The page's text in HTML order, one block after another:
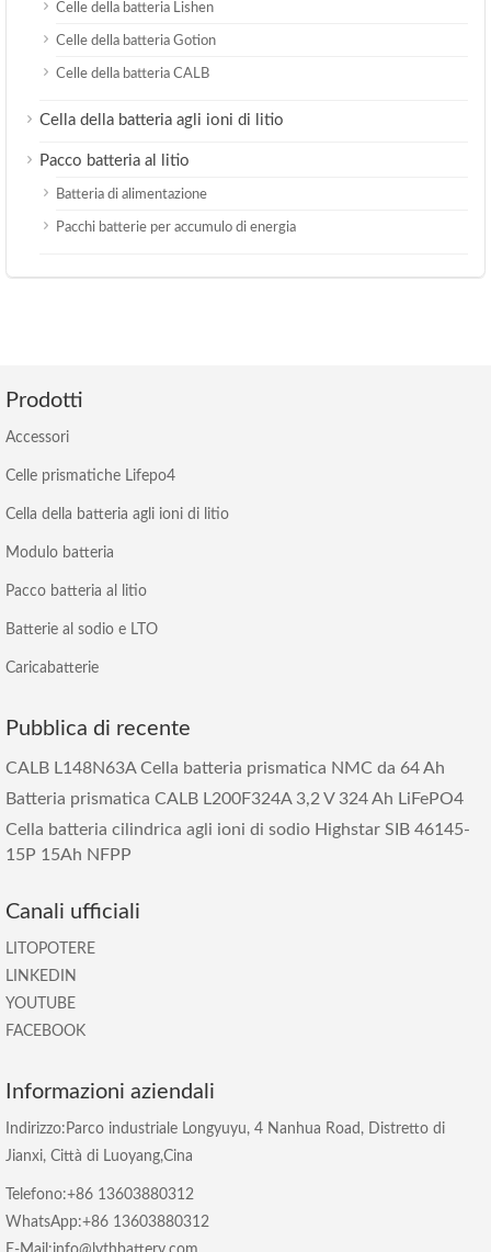
Celle della batteria Lishen
Celle della batteria Gotion
Celle della batteria CALB
Cella della batteria agli ioni di litio
Pacco batteria al litio
Batteria di alimentazione
Pacchi batterie per accumulo di energia
Prodotti
Accessori
Celle prismatiche Lifepo4
Cella della batteria agli ioni di litio
Modulo batteria
Pacco batteria al litio
Batterie al sodio e LTO
Caricabatterie
Pubblica di recente
CALB L148N63A Cella batteria prismatica NMC da 64 Ah
Batteria prismatica CALB L200F324A 3,2 V 324 Ah LiFePO4
Cella batteria cilindrica agli ioni di sodio Highstar SIB 46145-
15P 15Ah NFPP
Canali ufficiali
LITOPOTERE
LINKEDIN
YOUTUBE
FACEBOOK
Informazioni aziendali
Indirizzo:Parco industriale Longyuyu, 4 Nanhua Road, Distretto di
Jianxi, Città di Luoyang,Cina
Telefono:+86 13603880312
WhatsApp:+86 13603880312